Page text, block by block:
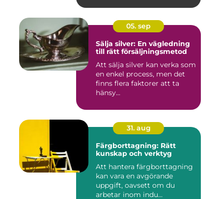
05. sep
Sälja silver: En vägledning
till rätt försäljningsmetod
Att sälja silver kan verka som
en enkel process, men det
finns flera faktorer att ta
hänsy...
31. aug
Färgborttagning: Rätt
kunskap och verktyg
Att hantera färgborttagning
kan vara en avgörande
uppgift, oavsett om du
arbetar inom indu...